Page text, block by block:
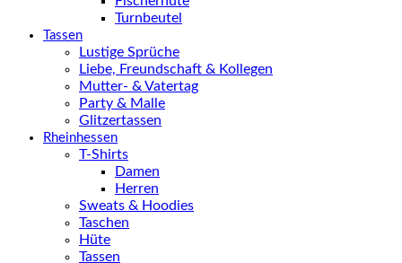
Turnbeutel
Tassen
Lustige Sprüche
Liebe, Freundschaft & Kollegen
Mutter- & Vatertag
Party & Malle
Glitzertassen
Rheinhessen
T-Shirts
Damen
Herren
Sweats & Hoodies
Taschen
Hüte
Tassen